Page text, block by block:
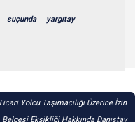
suçunda yargıtay
Ticari Yolcu Taşımacılığı Üzerine İzin
Belgesi Eksikliği Hakkında Danıştay